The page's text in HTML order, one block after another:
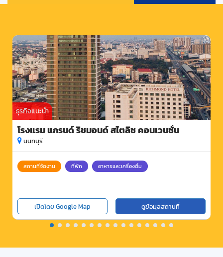
ธุรกิจแนะนำ
โรงแรม แกรนด์ ริชมอนด์ สไตลิช คอนเวนชั่น
นนทบุรี
สถานที่จัดงาน ที่พัก อาหารและเครื่องดื่ม
เปิดโดย Google Map ดูข้อมูลสถานที่